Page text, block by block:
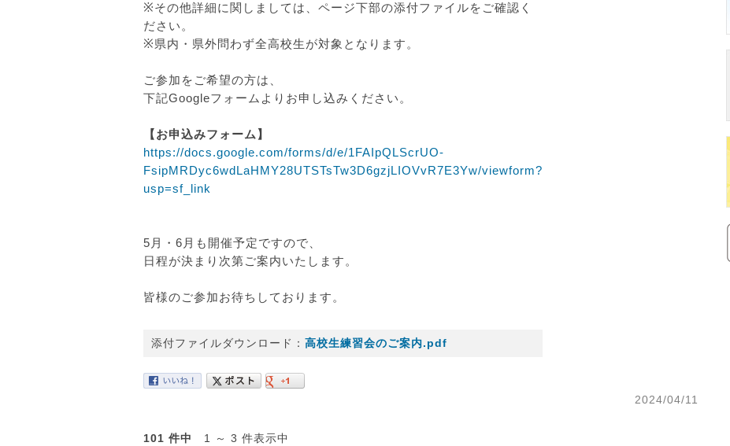
※その他詳細に関しましては、ページ下部の添付ファイルをご確認く
ださい。
※県内・県外問わず全高校生が対象となります。
ご参加をご希望の方は、
下記Googleフォームよりお申し込みください。
【お申込みフォーム】
https://docs.google.com/forms/d/e/1FAIpQLScrUO-
FsipMRDyc6wdLaHMY28UTSTsTw3D6gzjLIOVvR7E3Yw/viewform?
usp=sf_link
5月・6月も開催予定ですので、
日程が決まり次第ご案内いたします。
皆様のご参加お待ちしております。
添付ファイルダウンロード： 高校生練習会のご案内.pdf
2024/04/11
101 件中 1 ～ 3 件表示中